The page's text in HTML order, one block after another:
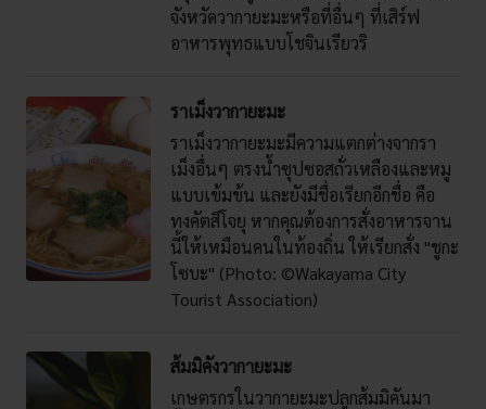
จังหวัดวากายะมะหรือที่อื่นๆ ที่เสิร์ฟ
อาหารพุทธแบบโชจินเรียวริ
ราเม็งวากายะมะ
ราเม็งวากายะมะมีความแตกต่างจากรา
เม็งอื่นๆ ตรงน้ำซุปซอสถั่วเหลืองและหมู
แบบเข้มข้น และยังมีชื่อเรียกอีกชื่อ คือ
ทงคัตสึโจยุ หากคุณต้องการสั่งอาหารจาน
นี้ให้เหมือนคนในท้องถิ่น ให้เรียกสั่ง "ชูกะ
โซบะ" (Photo: ©Wakayama City
Tourist Association)
ส้มมิคังวากายะมะ
เกษตรกรในวากายะมะปลูกส้มมิคันมา